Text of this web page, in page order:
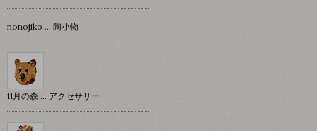
nonojiko ... 陶小物
11月の森 … アクセサリー